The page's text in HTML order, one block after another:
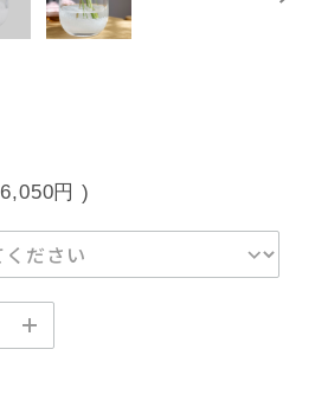
6,050円 )